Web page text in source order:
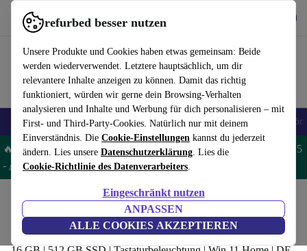
refurbed besser nutzen
Unsere Produkte und Cookies haben etwas gemeinsam: Beide
werden wiederverwendet. Letztere hauptsächlich, um dir
relevantere Inhalte anzeigen zu können. Damit das richtig
funktioniert, würden wir gerne dein Browsing-Verhalten
analysieren und Inhalte und Werbung für dich personalisieren – mit
First- und Third-Party-Cookies. Natürlich nur mit deinem
Einverständnis. Die Cookie-Einstellungen kannst du jederzeit
ändern. Lies unsere Datenschutzerklärung. Lies die
Cookie-Richtlinie des Datenverarbeiters.
Eingeschränkt nutzen
ANPASSEN
ALLE COOKIES AKZEPTIEREN
refurbed schnell und einfach nutzen
🎒 Back to school Handys Laptops Tablets Smartwatches Zubehör
🔥 Spare 5% EXTRA auf MacBooks und iPads – Code: MACPAD5
- AGB
Laptops Lenovo Laptops
Lenovo IdeaPad 5 Pro | i7-1165G7 | 14"